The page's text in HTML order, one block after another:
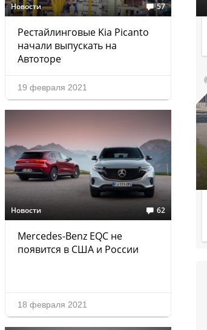
Новости 57
Рестайлинговые Kia Picanto
начали выпускать на
Автоторе
19 февраля 2021
Новости 62
Mercedes-Benz EQC не
появится в США и России
18 февраля 2021